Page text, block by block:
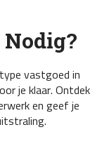
vastgoed in
je klaar. Ontdek
en geef je